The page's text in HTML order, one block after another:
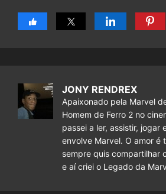
JONY RENDREX
Apaixonado pela Marvel
Homem de Ferro 2 no
passei a ler, assistir, jogar
envolve Marvel. O amor é
sempre quis compartilhar
e aí criei o Legado da